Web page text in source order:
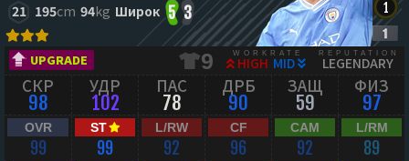
21 195cm 94kg Широк 5 3
UPGRADE 9 WORKRATE
HIGH MID
REPUTATION
LEGENDARY
СКР
98
УДР
102
ПАС
78
ДРБ
90
ЗАЩ
59
ФИЗ
97
OVR
99
ST
99
L/RW
92
CF
96
CAM
92
L/RM
89